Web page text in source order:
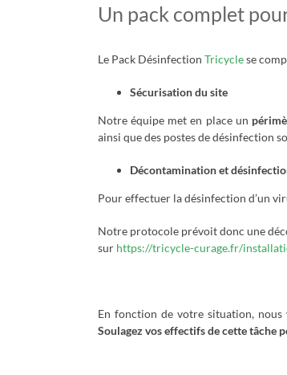
Un pack complet
Le Pack Désinfection Tricyclese
Sécurisation du site
Notre équipe met en place un
ainsi que des postes de désinfection
Décontamination et
Pour effectuer la désinfection d’un
Notre protocole prévoit donc une
sur https://tricycle-curage.fr/
En fonction de votre situation, nous
Soulagez vos effectifs de cette tâche